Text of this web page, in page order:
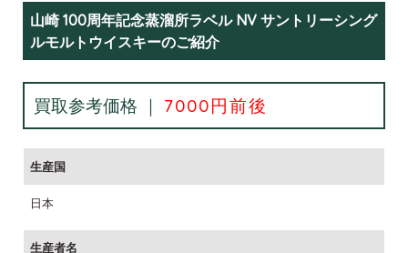
山崎 100周年記念蒸溜所ラベル NV サントリーシング
ルモルトウイスキーのご紹介
買取参考価格 ｜ 7000円前後
生産国
日本
生産者名